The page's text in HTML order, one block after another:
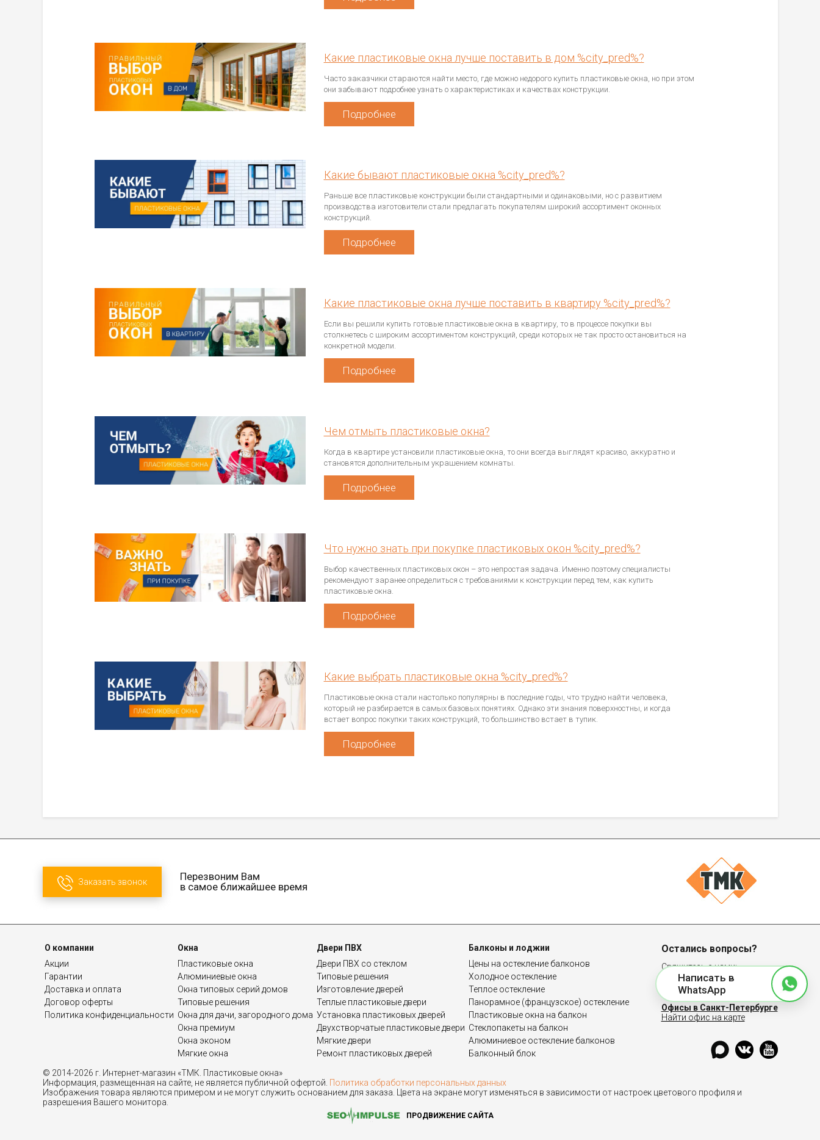
Какие пластиковые окна лучше поставить в дом %city_pred%?
Часто заказчики стараются найти место, где можно недорого купить пластиковые окна, но при этом
они забывают подробнее узнать о характеристиках и качествах конструкции.
Подробнее
Какие бывают пластиковые окна %city_pred%?
Раньше все пластиковые конструкции были стандартными и одинаковыми, но с развитием
производства изготовители стали предлагать покупателям широкий ассортимент оконных
конструкций.
Подробнее
Какие пластиковые окна лучше поставить в квартиру %city_pred%?
Если вы решили купить готовые пластиковые окна в квартиру, то в процессе покупки вы
столкнетесь с широким ассортиментом конструкций, среди которых не так просто остановиться на
конкретной модели.
Подробнее
Чем отмыть пластиковые окна?
Когда в квартире установили пластиковые окна, то они всегда выглядят красиво, аккуратно и
становятся дополнительным украшением комнаты.
Подробнее
Что нужно знать при покупке пластиковых окон %city_pred%?
Выбор качественных пластиковых окон – это непростая задача. Именно поэтому специалисты
рекомендуют заранее определиться с требованиями к конструкции перед тем, как купить
пластиковые окна.
Подробнее
Какие выбрать пластиковые окна %city_pred%?
Пластиковые окна стали настолько популярны в последние годы, что трудно найти человека,
который не разбирается в самых базовых понятиях. Однако эти знания поверхностны, и когда
встает вопрос покупки таких конструкций, то большинство встает в тупик.
Подробнее
Заказать звонок
Перезвоним Вам
в самое ближайшее время
О компании
Акции
Гарантии
Доставка и оплата
Договор оферты
Политика конфиденциальности
Окна
Пластиковые окна
Алюминиевые окна
Окна типовых серий домов
Типовые решения
Окна для дачи, загородного дома
Окна премиум
Окна эконом
Мягкие окна
Двери ПВХ
Двери ПВХ со стеклом
Типовые решения
Изготовление дверей
Теплые пластиковые двери
Установка пластиковых дверей
Двухстворчатые пластиковые двери
Мягкие двери
Ремонт пластиковых дверей
Балконы и лоджии
Цены на остекление балконов
Холодное остекление
Теплое остекление
Панорамное (французское) остекление
Пластиковые окна на балкон
Стеклопакеты на балкон
Алюминиевое остекление балконов
Балконный блок
Остались вопросы?
Свяжитесь с нами:
8 (812) 467-39-48
Офисы в Санкт-Петербурге
Найти офис на карте
© 2014-2026 г. Интернет-магазин «ТМК. Пластиковые окна»
Информация, размещенная на сайте, не является публичной офертой. Политика обработки персональных данных
Изображения товара являются примером и не могут служить основанием для заказа. Цвета на экране могут изменяться в зависимости от настроек цветового профиля и
разрешения Вашего монитора.
ПРОДВИЖЕНИЕ САЙТА
Написать в
WhatsApp